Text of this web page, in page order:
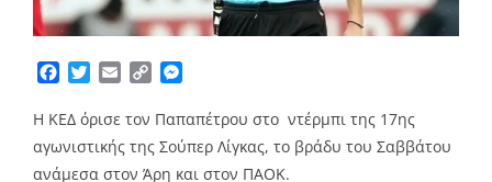
Facebook
TwitterEmailCopy
Η ΚΕΔ όρισε τον Παπαπέτρου στο ντέρμπι της 17ης
αγωνιστικής της Σούπερ Λίγκας, το βράδυ του Σαββάτου
ανάμεσα στον Άρη και στον ΠΑΟΚ.